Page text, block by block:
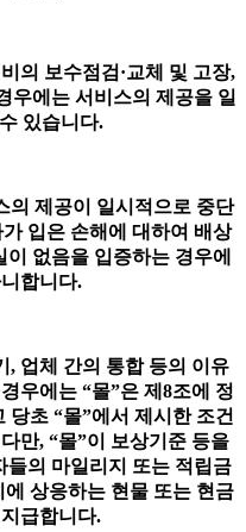
의 보수점검·교체 및 고장,
우에는 서비스의 제공을 일
있습니다.
제공이 일시적으로 중단
입은 손해에 대하여 배상
없음을 입증하는 경우에
합니다.
업체 간의 통합 등의 이유
우에는 “몰”은 제8조에 정
초 “몰”에서 제시한 조건
만, “몰”이 보상기준 등을
들의 마일리지 또는 적립금
상응하는 현물 또는 현금
급합니다.